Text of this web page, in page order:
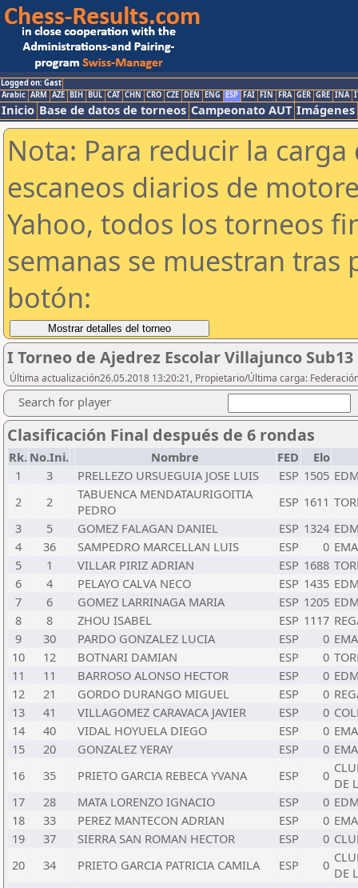
Logged on: Gast
Arabic ARM AZE BIH BUL CAT CHN CRO CZE DEN ENG ESP FAI FIN FRA GER GRE INA
Inicio Base de datos de torneos Campeonato AUT Imágenes
Nota: Para reducir la
escaneos diarios de
Yahoo, todos los torneos
semanas se muestran tras
botón:
I Torneo de Ajedrez Escolar Villajunco Sub13
Última actualización26.05.2018 13:20:21, Propietario/Última carga:
Search for player
Clasificación Final después de 6 rondas
Rk. No.Ini. Nombre FED
Elo
1
3 PRELLEZO URSUEGUIA JOSE LUIS ESP 1505
2
2
TABUENCA MENDATAURIGOITIA
PEDRO
ESP 1611
3
5 GOMEZ FALAGAN DANIEL ESP 1324
4
36 SAMPEDRO MARCELLAN LUIS ESP 0
5
1 VILLAR PIRIZ ADRIAN ESP 1688
6
4 PELAYO CALVA NECO ESP 1435
7
6 GOMEZ LARRINAGA MARIA ESP 1205
8
8 ZHOU ISABEL ESP 1117
9
30 PARDO GONZALEZ LUCIA ESP 0
10
12 BOTNARI DAMIAN ESP 0
11
11 BARROSO ALONSO HECTOR ESP 0
12
21 GORDO DURANGO MIGUEL ESP 0
13
41 VILLAGOMEZ CARAVACA JAVIER ESP 0
14
40 VIDAL HOYUELA DIEGO ESP 0
15
20 GONZALEZ YERAY ESP 0
16
35 PRIETO GARCIA REBECA YVANA ESP 0 DE
17
28 MATA LORENZO IGNACIO ESP 0
18
33 PEREZ MANTECON ADRIAN ESP 0
19
37 SIERRA SAN ROMAN HECTOR ESP 0
20
34 PRIETO GARCIA PATRICIA CAMILA ESP 0 DE